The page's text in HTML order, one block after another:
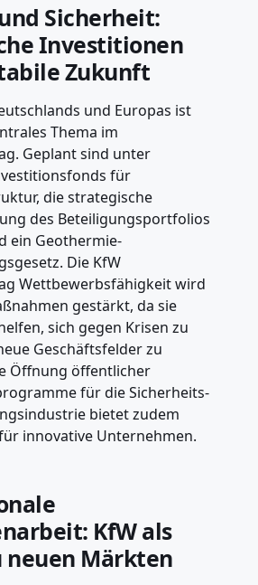
Sicherheit:
Investitionen
Zukunft
und Europas ist
Thema im
Geplant sind unter
für
die strategische
des Beteiligungsportfolios
ein Geothermie-
Die KfW
Wettbewerbsfähigkeit wird
gestärkt, da sie
sich gegen Krisen zu
Geschäftsfelder zu
Öffnung öffentlicher
für die Sicherheits-
bietet zudem
innovative Unternehmen.
KfW als
neuen Märkten